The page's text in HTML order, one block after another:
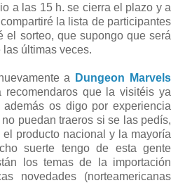
a las 15 h. se cierra el plazo y a
la lista de participantes
el sorteo, que supongo que será
las últimas veces.
a
Dungeon Marvels
que la visitéis ya
os digo por experiencia
puedan traeros si se las pedís,
producto nacional y la mayoría
suerte tengo de esta gente
los temas de la importación
novedades (norteamericanas